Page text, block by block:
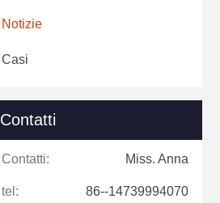
Notizie
Casi
Contatti
Contatti: Miss. Anna
tel: 86--14739994070